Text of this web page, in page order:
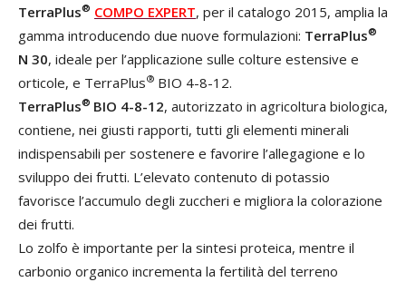
TerraPlus® COMPO EXPERT, per il catalogo 2015, amplia la
gamma introducendo due nuove formulazioni: TerraPlus®
N 30, ideale per l’applicazione sulle colture estensive e
orticole, e TerraPlus® BIO 4-8-12.
TerraPlus® BIO 4-8-12, autorizzato in agricoltura biologica,
contiene, nei giusti rapporti, tutti gli elementi minerali
indispensabili per sostenere e favorire l’allegagione e lo
sviluppo dei frutti. L’elevato contenuto di potassio
favorisce l’accumulo degli zuccheri e migliora la colorazione
dei frutti.
Lo zolfo è importante per la sintesi proteica, mentre il
carbonio organico incrementa la fertilità del terreno